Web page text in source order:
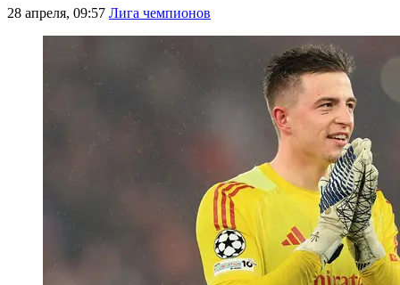
28 апреля, 09:57 Лига чемпионов